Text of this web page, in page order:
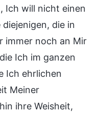
Ich will nicht einen
die in
immer noch an Mir
Ich im ganzen
Ich ehrlichen
Meiner
ihre Weisheit,